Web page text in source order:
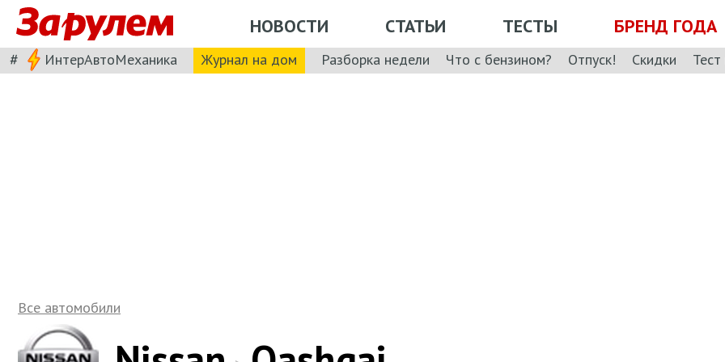
НОВОСТИ СТАТЬИ ТЕСТЫ БРЕНД ГОДА
# ИнтерАвтоМеханика Журнал на дом Разборка недели Что с бензином? Отпуск! Скидки
Все автомобили